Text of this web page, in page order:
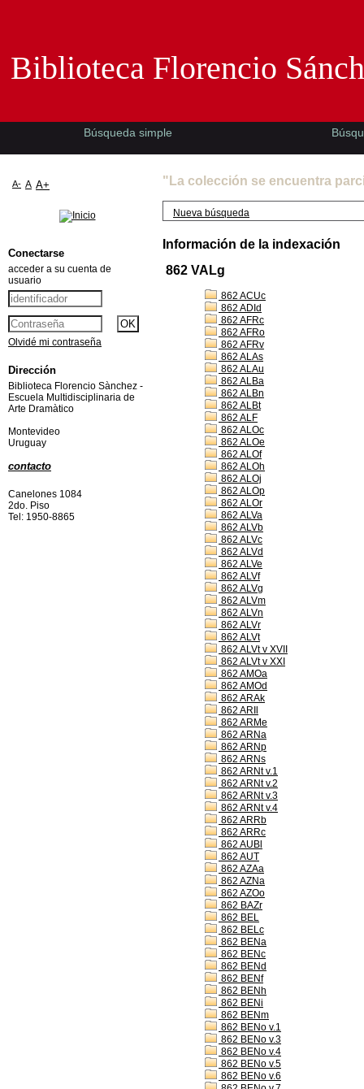
"La colección se encuentra
Nueva búsqueda
Información de la indexación
862 VALg
862 ACUc
862 ADId
862 AFRc
862 AFRo
862 AFRv
862 ALAs
862 ALAu
862 ALBa
862 ALBn
862 ALBt
862 ALF
862 ALOc
862 ALOe
862 ALOf
862 ALOh
862 ALOj
862 ALOp
862 ALOr
862 ALVa
862 ALVb
862 ALVc
862 ALVd
862 ALVe
862 ALVf
862 ALVg
862 ALVm
862 ALVn
862 ALVr
862 ALVt
862 ALVt v XVII
862 ALVt v XXI
862 AMOa
862 AMOd
862 ARAk
862 ARIl
862 ARMe
862 ARNa
862 ARNp
862 ARNs
862 ARNt v.1
862 ARNt v.2
862 ARNt v.3
862 ARNt v.4
862 ARRb
862 ARRc
862 AUBl
862 AUT
862 AZAa
862 AZNa
862 AZOo
862 BAZr
862 BEL
862 BELc
862 BENa
862 BENc
862 BENd
862 BENf
862 BENh
862 BENi
862 BENm
862 BENo v.1
862 BENo v.3
862 BENo v.4
862 BENo v.5
862 BENo v.6
Biblioteca Florencio
Búsqueda simple
A- A A+
Conectarse
acceder a su cuenta de
usuario
Olvidé mi contraseña
Dirección
Biblioteca Florencio Sànchez -
Escuela Multidisciplinaria de
Arte Dramàtico
Montevideo
Uruguay
contacto
Canelones 1084
2do. Piso
Tel: 1950-8865